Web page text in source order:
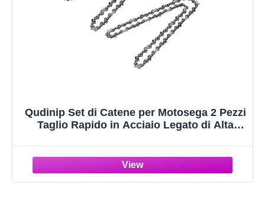
Qudinip Set di Catene per Motosega 2 Pezzi
Taglio Rapido in Acciaio Legato di Alta